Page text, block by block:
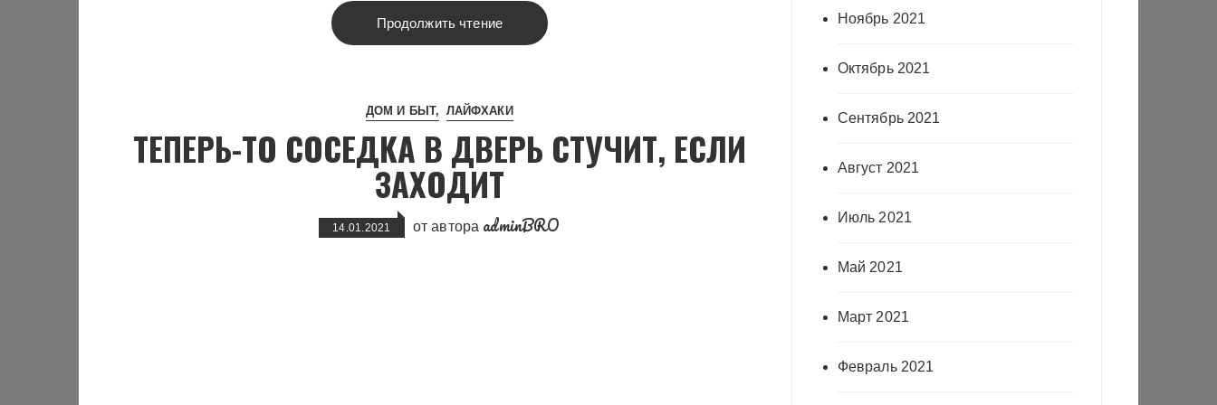
Продолжить чтение
ДОМ И БЫТ ЛАЙФХАКИ
ТЕПЕРЬ-ТО СОСЕДКА В ДВЕРЬ СТУЧИТ, ЕСЛИ
ЗАХОДИТ
14.01.2021 от автора adminBRO
Ноябрь 2021
Октябрь 2021
Сентябрь 2021
Август 2021
Июль 2021
Май 2021
Март 2021
Февраль 2021